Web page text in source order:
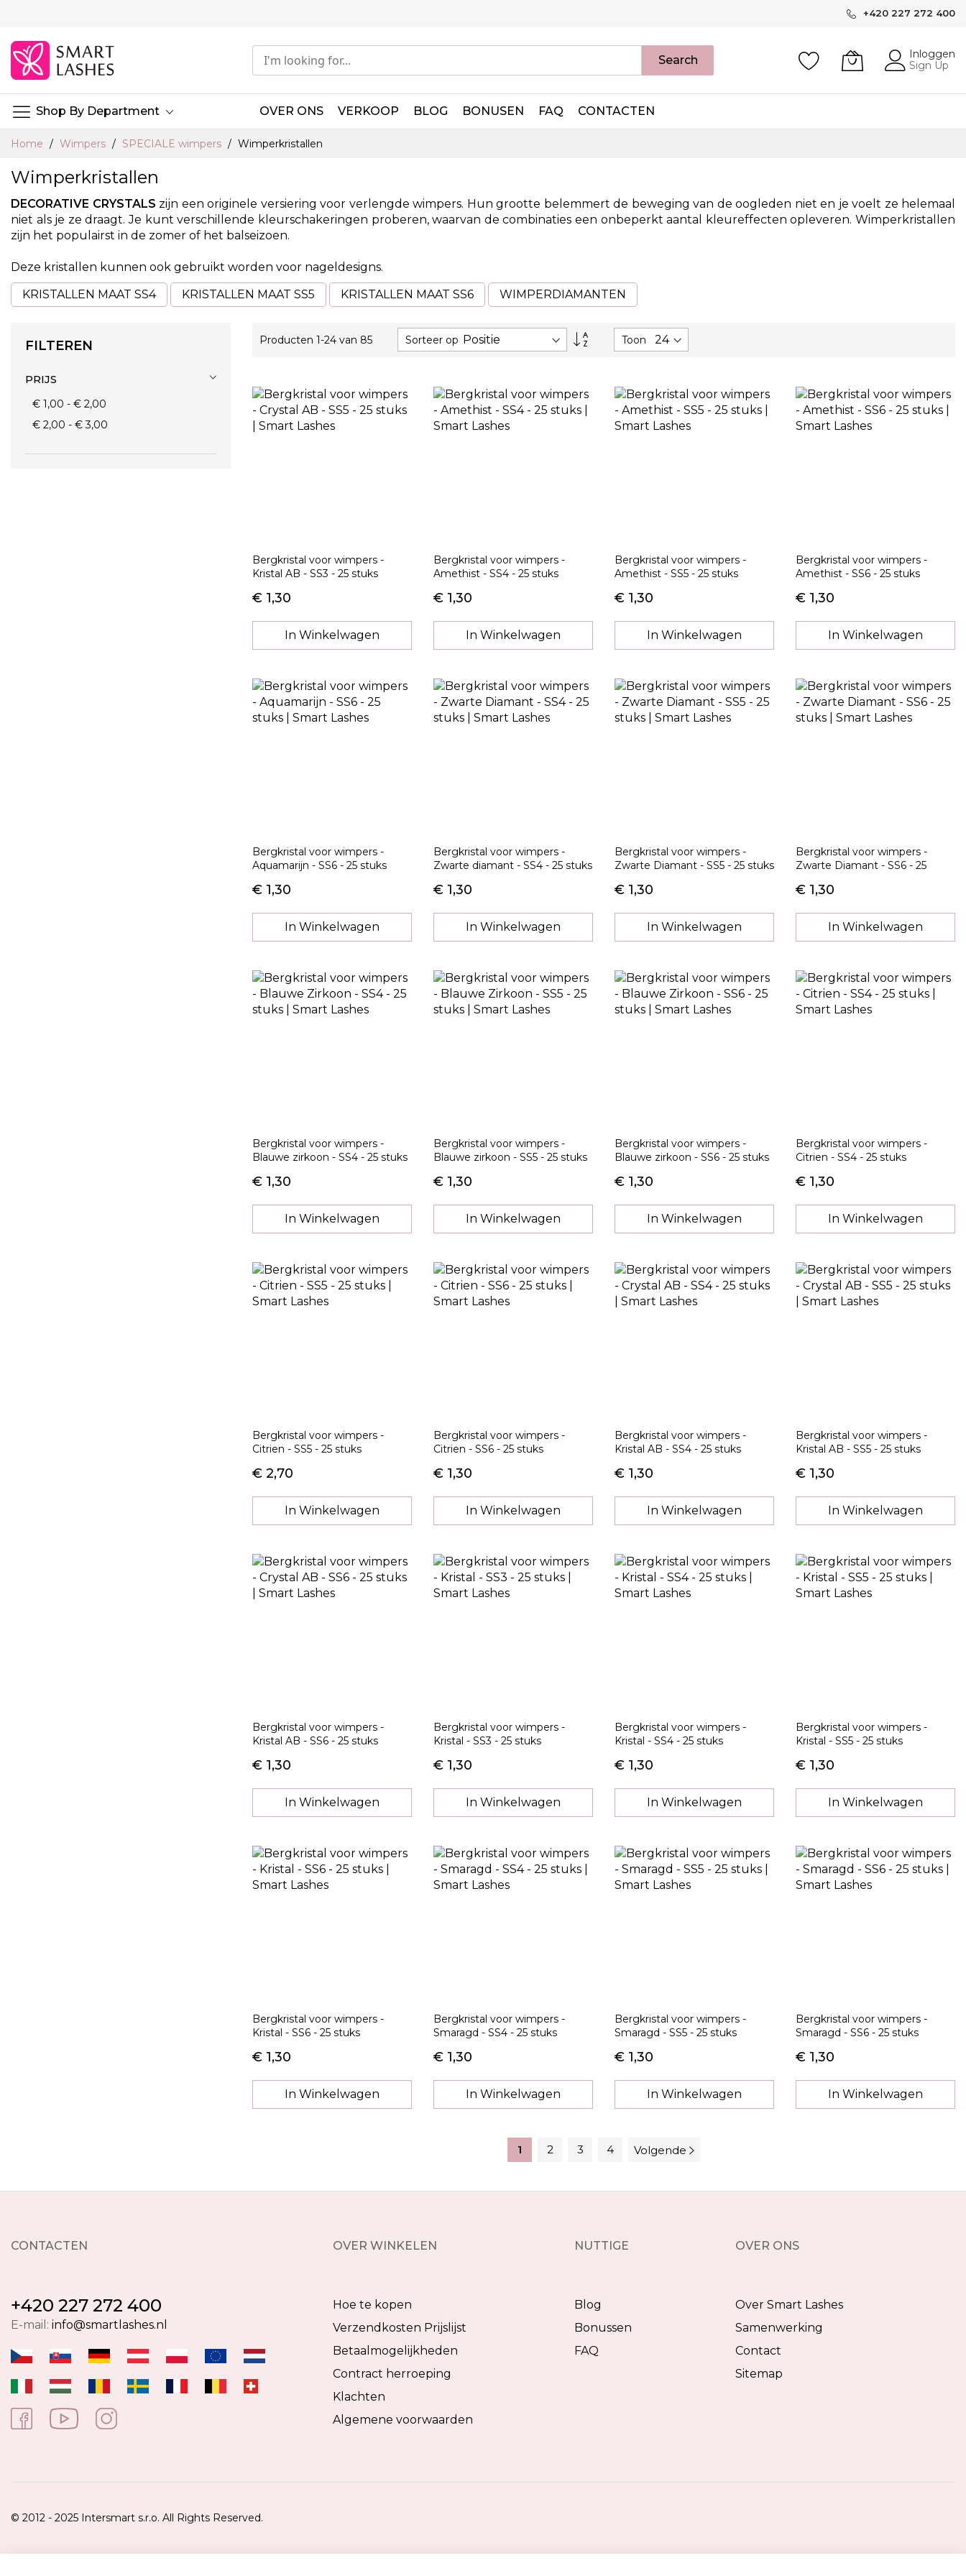
de
inhoud
+420 227 272 400
Shop By Department
Search
Inloggen
Sign Up
OVER ONS VERKOOP BLOG BONUSEN FAQ CONTACTEN
Home Wimpers SPECIALE wimpers Wimperkristallen
Wimperkristallen
DECORATIVE CRYSTALS zijn een originele versiering voor verlengde wimpers. Hun grootte belemmert de beweging van de oogleden niet en je voelt ze helemaal
niet als je ze draagt. Je kunt verschillende kleurschakeringen proberen, waarvan de combinaties een onbeperkt aantal kleureffecten opleveren. Wimperkristallen
zijn het populairst in de zomer of het balseizoen.
Deze kristallen kunnen ook gebruikt worden voor nageldesigns.
KRISTALLEN MAAT SS4
KRISTALLEN MAAT SS5 KRISTALLEN MAAT SS6 WIMPERDIAMANTEN
Producten 1-24 van 85 Sorteer op
Van
sorteren
Toon
Bergkristal voor wimpers -
Kristal AB - SS3 - 25 stuks
€ 1,30
In Winkelwagen
Bergkristal voor wimpers -
Amethist - SS4 - 25 stuks
€ 1,30
In Winkelwagen
Bergkristal voor wimpers -
Amethist - SS5 - 25 stuks
€ 1,30
In Winkelwagen
Bergkristal voor wimpers -
Amethist - SS6 - 25 stuks
€ 1,30
In Winkelwagen
Bergkristal voor wimpers -
Aquamarijn - SS6 - 25 stuks
€ 1,30
In Winkelwagen
Bergkristal voor wimpers -
Zwarte diamant - SS4 - 25 stuks
€ 1,30
In Winkelwagen
Bergkristal voor wimpers -
Zwarte Diamant - SS5 - 25 stuks
€ 1,30
In Winkelwagen
Bergkristal voor wimpers -
Zwarte Diamant - SS6 - 25
€ 1,30
In Winkelwagen
Bergkristal voor wimpers -
Blauwe zirkoon - SS4 - 25 stuks
€ 1,30
In Winkelwagen
Bergkristal voor wimpers -
Blauwe zirkoon - SS5 - 25 stuks
€ 1,30
In Winkelwagen
Bergkristal voor wimpers -
Blauwe zirkoon - SS6 - 25 stuks
€ 1,30
In Winkelwagen
Bergkristal voor wimpers -
Citrien - SS4 - 25 stuks
€ 1,30
In Winkelwagen
Bergkristal voor wimpers -
Citrien - SS5 - 25 stuks
€ 2,70
In Winkelwagen
Bergkristal voor wimpers -
Citrien - SS6 - 25 stuks
€ 1,30
In Winkelwagen
Bergkristal voor wimpers -
Kristal AB - SS4 - 25 stuks
€ 1,30
In Winkelwagen
Bergkristal voor wimpers -
Kristal AB - SS5 - 25 stuks
€ 1,30
In Winkelwagen
Bergkristal voor wimpers -
Kristal AB - SS6 - 25 stuks
€ 1,30
In Winkelwagen
Bergkristal voor wimpers -
Kristal - SS3 - 25 stuks
€ 1,30
In Winkelwagen
Bergkristal voor wimpers -
Kristal - SS4 - 25 stuks
€ 1,30
In Winkelwagen
Bergkristal voor wimpers -
Kristal - SS5 - 25 stuks
€ 1,30
In Winkelwagen
Bergkristal voor wimpers -
Kristal - SS6 - 25 stuks
€ 1,30
In Winkelwagen
Bergkristal voor wimpers -
Smaragd - SS4 - 25 stuks
€ 1,30
In Winkelwagen
Bergkristal voor wimpers -
Smaragd - SS5 - 25 stuks
€ 1,30
In Winkelwagen
Bergkristal voor wimpers -
Smaragd - SS6 - 25 stuks
€ 1,30
In Winkelwagen
1 2 3 4 Volgende
FILTEREN
PRIJS
€ 1,00 - € 2,00
€ 2,00 - € 3,00
CONTACTEN
+420 227 272 400
E-mail: info@smartlashes.nl
OVER WINKELEN
Hoe te kopen
Verzendkosten Prijslijst
Betaalmogelijkheden
Contract herroeping
Klachten
Algemene voorwaarden
NUTTIGE
Blog
Bonussen
FAQ
OVER ONS
Over Smart Lashes
Samenwerking
Contact
Sitemap
© 2012 - 2025 Intersmart s.r.o. All Rights Reserved.